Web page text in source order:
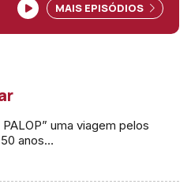
percursos de vida e ganha
elogia a equipa e o
Entrevista com Paula Bor
MAIS EPISÓDIOS
PALOP” uma viagem pelos
anos…